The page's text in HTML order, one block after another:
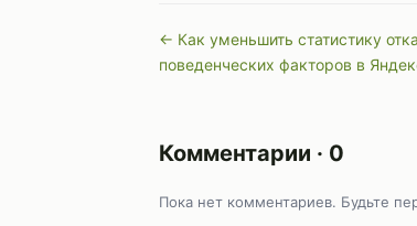
← Как уменьшить статистику
поведенческих факторов в
Комментарии · 0
Пока нет комментариев. Будьте